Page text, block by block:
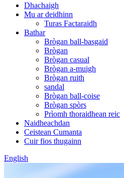
Dhachaigh
Mu ar deidhinn
Turas Factaraidh
Bathar
Brògan ball-basgaid
Brògan
Brògan casual
Brògan a-muigh
Brògan ruith
sandal
Brògan ball-coise
Brògan spòrs
Prìomh thoraidhean reic
Naidheachdan
Ceistean Cumanta
Cuir fios thugainn
English